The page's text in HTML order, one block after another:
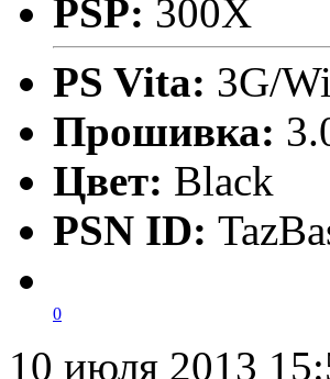
PSP: 300X
PS Vita: 3G/
Прошивка:
Цвет: Black
PSN ID:
0
10 июля 2013